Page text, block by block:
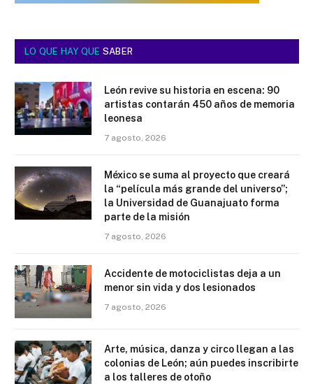
LO QUE HAY QUE SABER
León revive su historia en escena: 90
artistas contarán 450 años de memoria
leonesa
7 agosto, 2026
México se suma al proyecto que creará
la “película más grande del universo”;
la Universidad de Guanajuato forma
parte de la misión
7 agosto, 2026
Accidente de motociclistas deja a un
menor sin vida y dos lesionados
7 agosto, 2026
Arte, música, danza y circo llegan a las
colonias de León; aún puedes inscribirte
a los talleres de otoño